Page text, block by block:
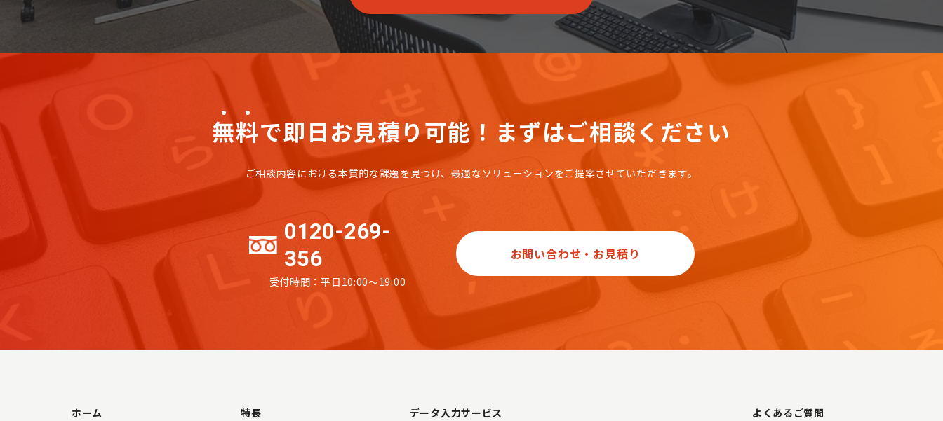
無料で即日お見積り可能！ まずはご相談ください
ご相談内容における本質的な課題を見つけ、 最適なソリューションをご提案させていただきます。
0120-269-
356
受付時間：平日10:00～19:00
お問い合わせ・お見積り
ホーム 特長 データ入力サービス よくあるご質問